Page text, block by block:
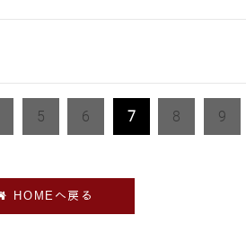
5 6 7 8 9
HOMEへ戻る